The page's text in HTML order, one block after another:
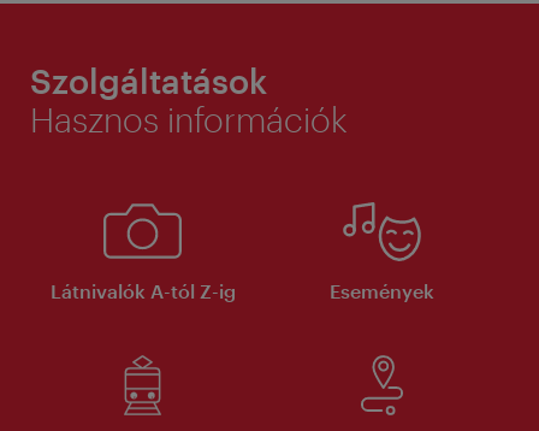
Szolgáltatások
Hasznos információk
Látnivalók A-tól Z-ig Események